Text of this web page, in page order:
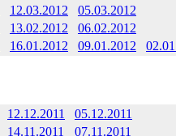
12.03.2012
05.03.2012
13.02.2012
06.02.2012
16.01.2012 09.01.2012
12.12.2011
05.12.2011
14.11.2011
07.11.2011